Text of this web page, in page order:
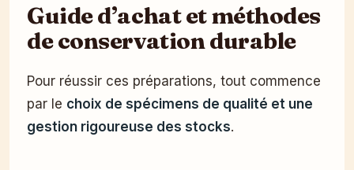
Guide d’achat et méthodes
de conservation durable
Pour réussir ces préparations, tout commence
par le choix de spécimens de qualité et une
gestion rigoureuse des stocks.